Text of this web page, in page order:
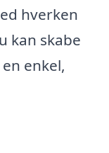
hverken
kan skabe
enkel,